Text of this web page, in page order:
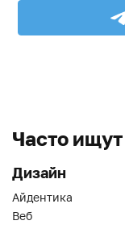
Часто ищут
Дизайн
Айдентика
Веб